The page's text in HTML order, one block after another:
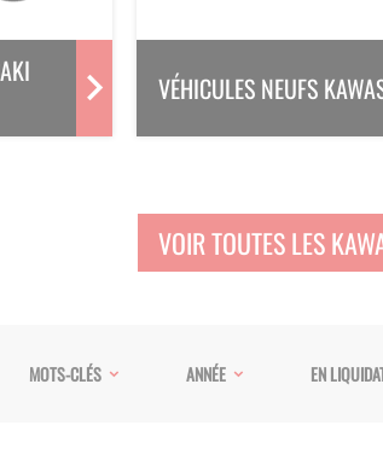
VÉHICULES NEUFS
VOIR
MOTS-CLÉS ANNÉE EN